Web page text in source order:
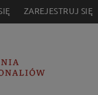
ZAREJESTRUJ SIĘ